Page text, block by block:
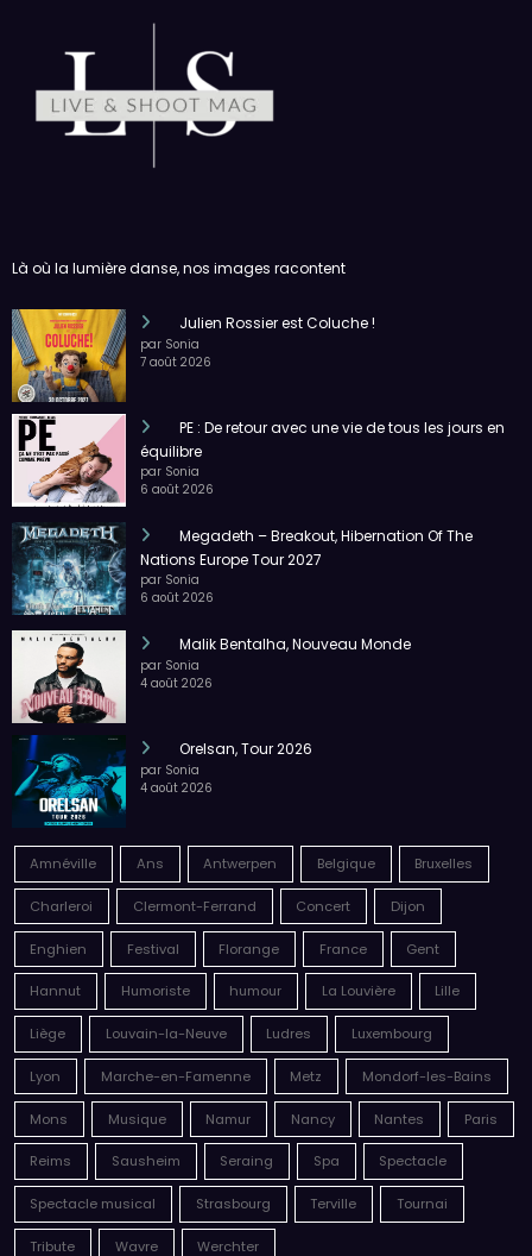
Là où la lumière danse, nos images racontent
Julien Rossier est Coluche !
par Sonia
7 août 2026
PE : De retour avec une vie de tous les jours en
équilibre
par Sonia
6 août 2026
Megadeth – Breakout, Hibernation Of The
Nations Europe Tour 2027
par Sonia
6 août 2026
Malik Bentalha, Nouveau Monde
par Sonia
4 août 2026
Orelsan, Tour 2026
par Sonia
4 août 2026
Amnéville Ans Antwerpen Belgique Bruxelles
Charleroi Clermont-Ferrand Concert Dijon
Enghien Festival Florange France Gent
Hannut Humoriste humour La Louvière Lille
Liège Louvain-la-Neuve Ludres Luxembourg
Lyon Marche-en-Famenne Metz Mondorf-les-Bains
Mons Musique Namur Nancy Nantes Paris
Reims Sausheim Seraing Spa Spectacle
Spectacle musical Strasbourg Terville Tournai
Tribute Wavre Werchter